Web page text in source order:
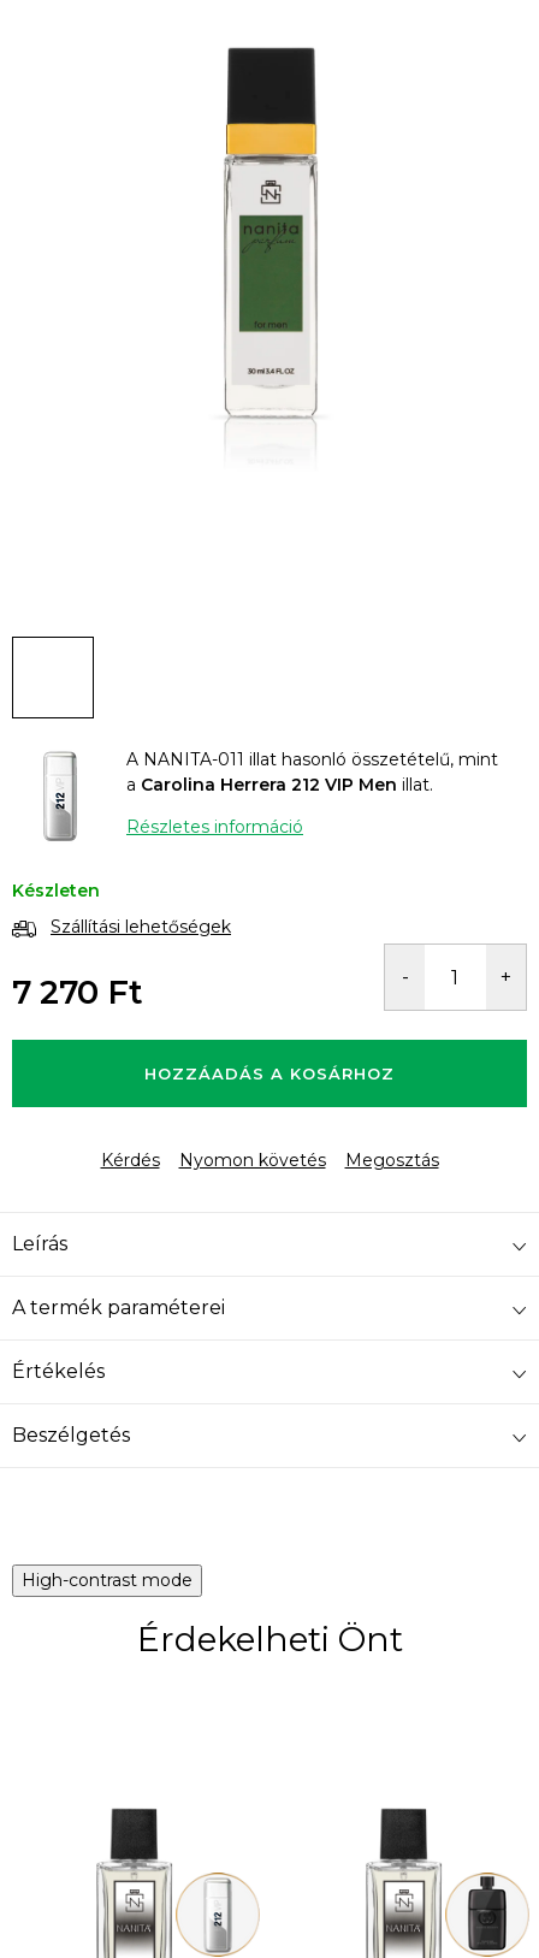
A NANITA-011 illat hasonló összetételű, mint
a Carolina Herrera 212 VIP Men illat.
Részletes információ
Készleten
Szállítási lehetőségek
7 270 Ft
HOZZÁADÁS A KOSÁRHOZ
Kérdés Nyomon követés Megosztás
Leírás
A termék paraméterei
Értékelés
Beszélgetés
High-contrast mode
Érdekelheti Önt